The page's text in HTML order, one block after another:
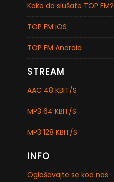
Kako da slušate TOP FM?
TOP FM iOS
TOP FM Android
STREAM
AAC 48 KBIT/S
MP3 64 KBIT/S
MP3 128 KBIT/S
INFO
Oglašavajte se kod nas